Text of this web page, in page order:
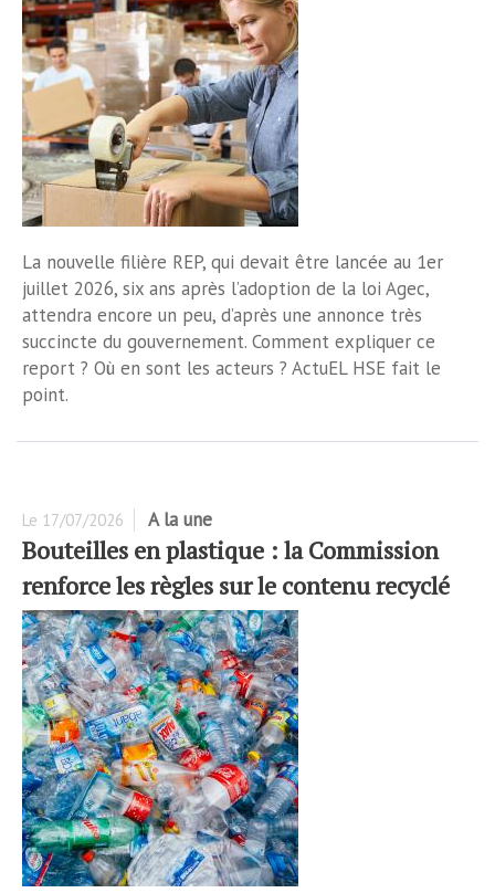
La nouvelle filière REP, qui devait être lancée au 1er
juillet 2026, six ans après l’adoption de la loi Agec,
attendra encore un peu, d’après une annonce très
succincte du gouvernement. Comment expliquer ce
report ? Où en sont les acteurs ? ActuEL HSE fait le
point.
Le 17/07/2026 A la une
Bouteilles en plastique : la Commission
renforce les règles sur le contenu recyclé